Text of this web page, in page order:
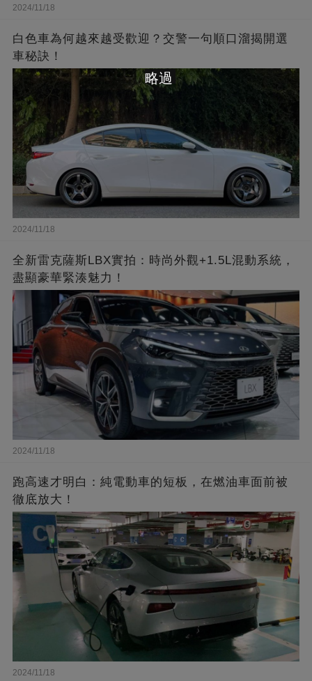
2024/11/18
白色車為何越來越受歡迎？交警一句順口溜揭開選
車秘訣！
2024/11/18
全新雷克薩斯LBX實拍：時尚外觀+1.5L混動系統，
盡顯豪華緊湊魅力！
2024/11/18
跑高速才明白：純電動車的短板，在燃油車面前被
徹底放大！
2024/11/18
略過